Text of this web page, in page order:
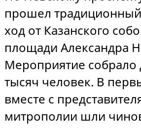
прошел
ход от Казанского
площади Александра
Мероприятие собрало
тысяч человек. В
вместе с
митрополии шли